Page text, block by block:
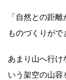
「自然との距
ものづくりがで
あまり山へ行け
いう架空の山容